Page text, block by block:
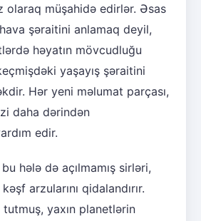
olaraq müşahidə edirlər. Əsas
şəraitini anlamaq deyil,
həyatın mövcudluğu
yaşayış şəraitini
Hər yeni məlumat parçası,
daha dərindən
edir.
hələ də açılmamış sirləri,
arzularını qidalandırır.
yaxın planetlərin